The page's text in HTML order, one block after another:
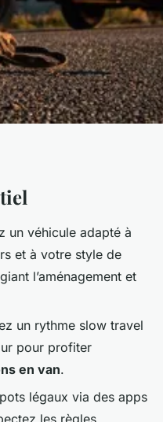
pour des
mémorables
de lecture
un véhicule adapté à
et à votre style de
l’aménagement et
un rythme slow travel
pour profiter
en van.
légaux via des apps
les règles